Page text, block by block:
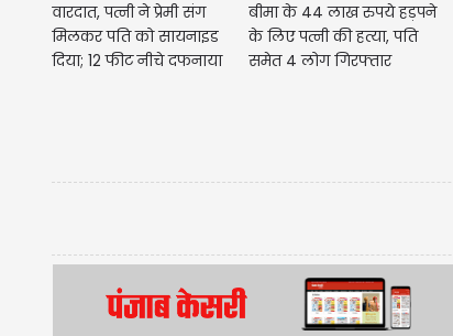
वारदात, पत्नी ने प्रेमी संग
मिलकर पति को सायनाइड
दिया; 12 फीट नीचे दफनाया
बीमा के 44 लाख रुपये हड़पने
के लिए पत्नी की हत्या, पति
समेत 4 लोग गिरफ्तार